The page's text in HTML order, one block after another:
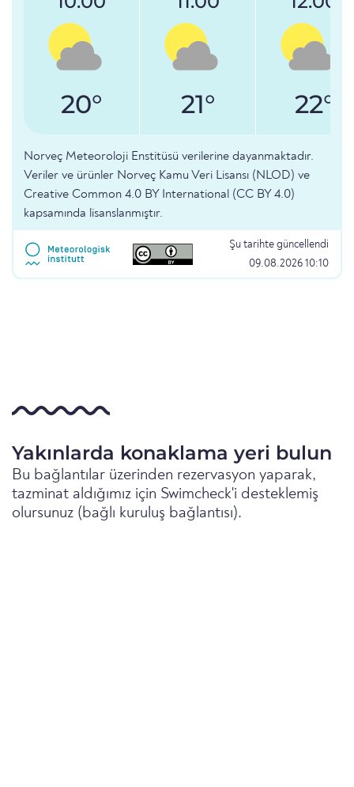
20° 21° 22°
Norveç Meteoroloji Enstitüsü verilerine dayanmaktadır.
Veriler ve ürünler Norveç Kamu Veri Lisansı (NLOD) ve
Creative Common 4.0 BY International (CC BY 4.0)
kapsamında lisanslanmıştır.
Şu tarihte güncellendi
09.08.2026 10:10
Yakınlarda konaklama yeri bulun
Bu bağlantılar üzerinden rezervasyon yaparak,
tazminat aldığımız için Swimcheck'i desteklemiş
olursunuz (bağlı kuruluş bağlantısı).